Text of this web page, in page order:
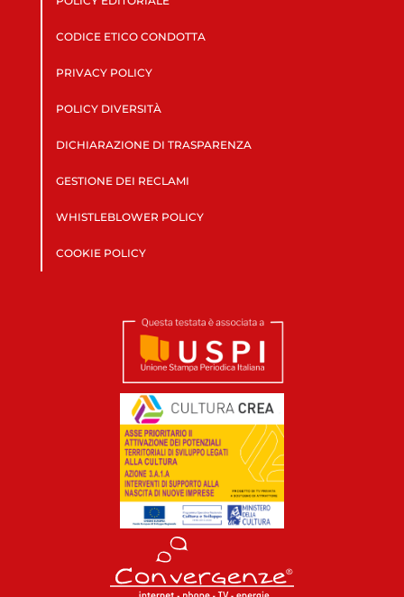
CODICE ETICO CONDOTTA
PRIVACY POLICY
POLICY DIVERSITÀ
DICHIARAZIONE DI TRASPARENZA
GESTIONE DEI RECLAMI
WHISTLEBLOWER POLICY
COOKIE POLICY